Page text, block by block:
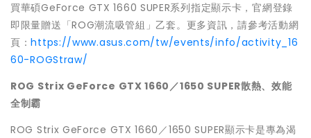
買華碩GeForce GTX 1660 SUPER系列指定顯示卡，官網登錄
即限量贈送「ROG潮流吸管組」乙套。更多資訊，請參考活動網
頁：https://www.asus.com/tw/events/info/activity_16
60-ROGStraw/
ROG Strix GeForce GTX 1660／1650 SUPER散熱、效能
全制霸
ROG Strix GeForce GTX 1660／1650 SUPER顯示卡是專為渴